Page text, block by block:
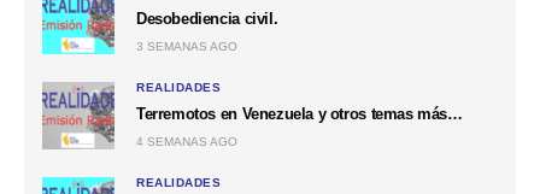
Desobediencia civil.
3 SEMANAS AGO
REALIDADES
Terremotos en Venezuela y otros temas más…
4 SEMANAS AGO
REALIDADES